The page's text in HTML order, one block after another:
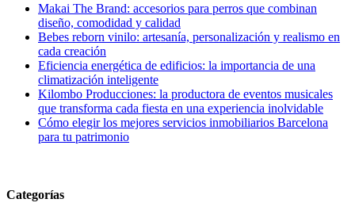
Makai The Brand: accesorios para perros que combinan
diseño, comodidad y calidad
Bebes reborn vinilo: artesanía, personalización y realismo en
cada creación
Eficiencia energética de edificios: la importancia de una
climatización inteligente
Kilombo Producciones: la productora de eventos musicales
que transforma cada fiesta en una experiencia inolvidable
Cómo elegir los mejores servicios inmobiliarios Barcelona
para tu patrimonio
Categorías